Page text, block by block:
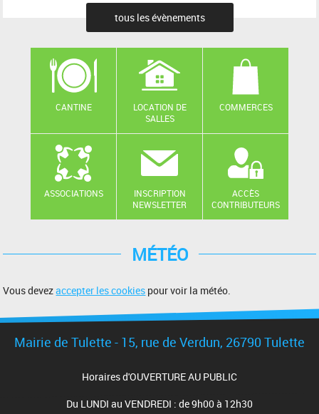
tous les évènements
CANTINE
LOCATION DE
SALLES
COMMERCES
ASSOCIATIONS
INSCRIPTION
NEWSLETTER
ACCÈS
CONTRIBUTEURS
MÉTÉO
Vous devezaccepter les cookies pour voir la météo.
Mairie de Tulette - 15, rue de Verdun, 26790 Tulette
Horaires d'OUVERTURE AU PUBLIC
Du LUNDI au VENDREDI : de 9h00 à 12h30